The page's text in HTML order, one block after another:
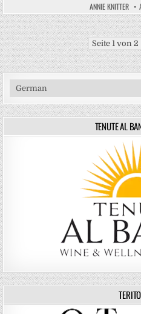
ANNIE KNITTER
Seite 1 von 2
TENUTE AL